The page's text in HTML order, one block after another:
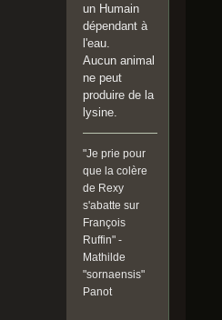
un Humain
dépendant à
l'eau.
Aucun animal
ne peut
produire de la
lysine.
"Je prie pour
que la colère
de Rexy
s'abatte sur
François
Ruffin" -
Mathilde
"sornaensis"
Panot